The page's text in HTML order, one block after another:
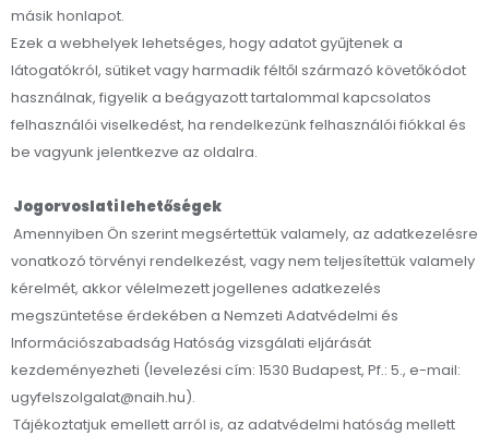
másik honlapot.
Ezek a webhelyek lehetséges, hogy adatot gyűjtenek a
látogatókról, sütiket vagy harmadik féltől származó követőkódot
használnak, figyelik a beágyazott tartalommal kapcsolatos
felhasználói viselkedést, ha rendelkezünk felhasználói fiókkal és
be vagyunk jelentkezve az oldalra.
Jogorvoslati lehetőségek
Amennyiben Ön szerint megsértettük valamely, az adatkezelésre
vonatkozó törvényi rendelkezést, vagy nem teljesítettük valamely
kérelmét, akkor vélelmezett jogellenes adatkezelés
megszüntetése érdekében a Nemzeti Adatvédelmi és
Információszabadság Hatóság vizsgálati eljárását
kezdeményezheti (levelezési cím: 1530 Budapest, Pf.: 5., e-mail:
ugyfelszolgalat@naih.hu).
Tájékoztatjuk emellett arról is, az adatvédelmi hatóság mellett